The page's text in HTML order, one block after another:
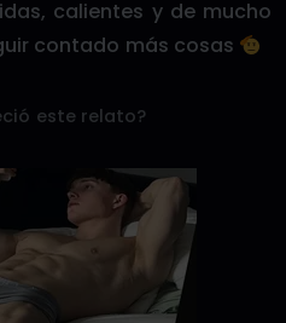
calientes y de mucho
contado más cosas
este relato?